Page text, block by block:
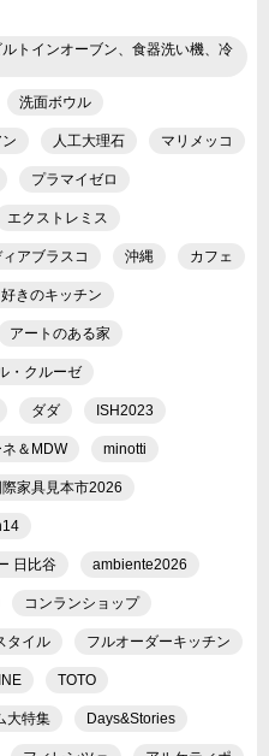
トインオーブン、食器洗い機、冷
洗面ボウル
人工大理石 マリメッコ
プラマイゼロ
エクストレミス
アブラスコ 沖縄 カフェ
きのキッチン
アートのある家
・クルーゼ
ダダ ISH2023
ネ＆MDW minotti
家具見本市2026
日比谷 ambiente2026
コンランショップ
タイル フルオーダーキッチン
TOTO
大特集 Days&Stories